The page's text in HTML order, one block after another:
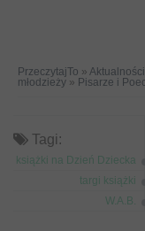
PrzeczytajTo » Aktualności
młodzieży » Pisarze i
Tagi:
książki na Dzień Dziecka
targi książki
W.A.B.